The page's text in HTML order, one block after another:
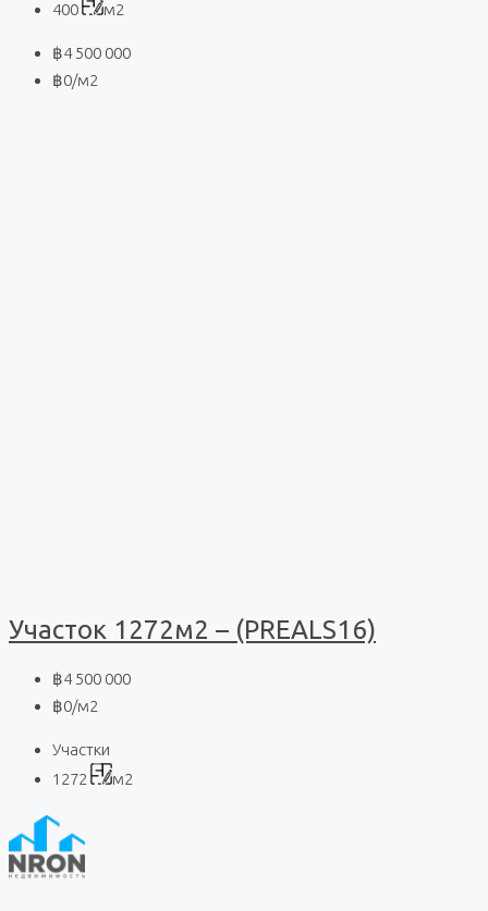
400
м2
฿4 500 000
฿0/м2
Участок 1272м2 – (PREALS16)
฿4 500 000
฿0/м2
Участки
1272
м2